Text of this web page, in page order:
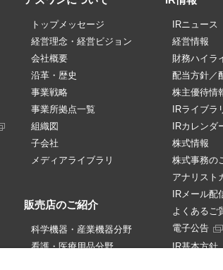
トップメッセージ
経営理念・経営ビジョン
会社概要
沿革・歴史
事業戦略
事業所拠点一覧
組織図
子会社
メディアライブラリ
販売店のご紹介
科学機器・産業機器分野
看護・医療用品分野
IRニュース
経営情報
財務ハイラ
配当方針／
株主優待情
IRライブラ
IRカレンダ
株式情報
株式事務の
アナリスト
IRメール配
よくあるご
電子公告
IR基本方針